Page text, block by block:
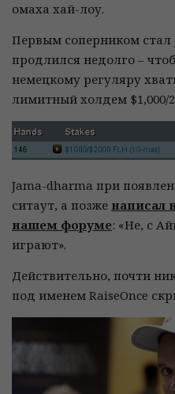
омаха хай-лоу.
Первым соперником стал
продлился недолго –
немецкому регуляру
лимитный холдем $1,000/
Jama-dharma при
ситаут, а позже написал
нашем форуме: «Не, с
играют».
Действительно, почти
под именем RaiseOnce